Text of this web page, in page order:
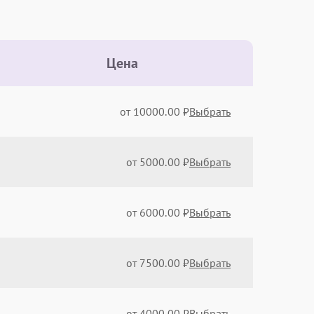
Цена
от 10000.00 ₽Выбрать
от 5000.00 ₽Выбрать
от 6000.00 ₽Выбрать
от 7500.00 ₽Выбрать